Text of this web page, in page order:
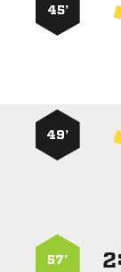
45’
49’

57’